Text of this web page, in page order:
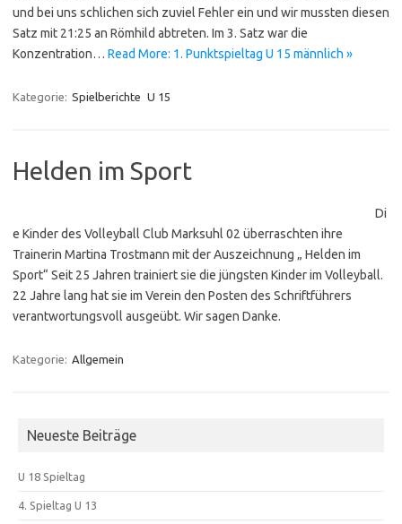
und bei uns schlichen sich zuviel Fehler ein und wir mussten diesen
Satz mit 21:25 an Römhild abtreten. Im 3. Satz war die
Konzentration… Read More: 1. Punktspieltag U 15 männlich »
Kategorie: Spielberichte U 15
Helden im Sport
Di
e Kinder des Volleyball Club Marksuhl 02 überraschten ihre
Trainerin Martina Trostmann mit der Auszeichnung „ Helden im
Sport“ Seit 25 Jahren trainiert sie die jüngsten Kinder im Volleyball.
22 Jahre lang hat sie im Verein den Posten des Schriftführers
verantwortungsvoll ausgeübt. Wir sagen Danke.
Kategorie: Allgemein
Neueste Beiträge
U 18 Spieltag
4. Spieltag U 13